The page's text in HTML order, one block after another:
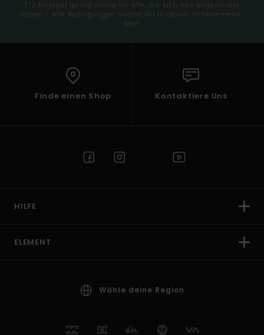
(*) Angebot gültig online für alle, die sich neu angemeldet
haben - Alle Bedingungen findest du in deiner Willkommens-
Mail
Finde einen Shop Kontaktiere Uns
HILFE
ELEMENT
Wähle deine Region